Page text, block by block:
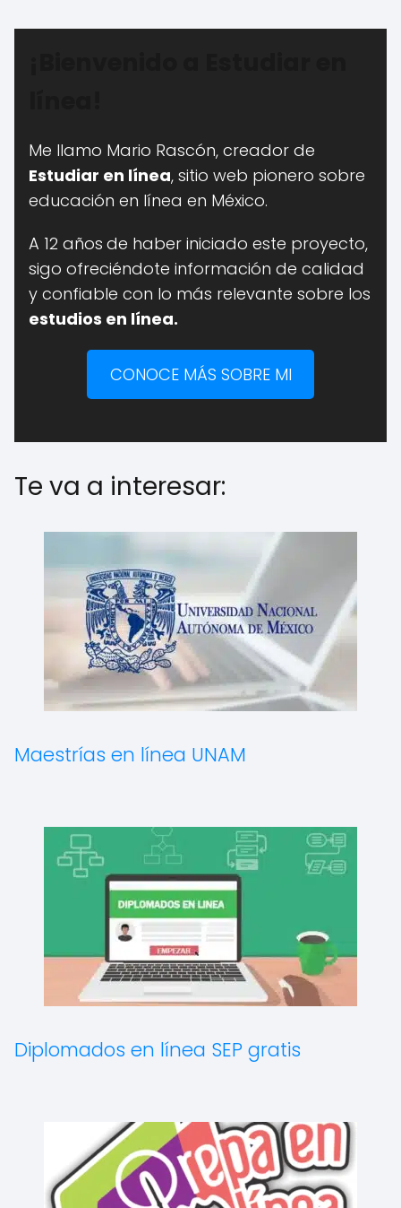
Me llamo Mario Rascón, creador de
Estudiar en línea, sitio web pionero sobre
educación en línea en México.
A 12 años de haber iniciado este proyecto,
sigo ofreciéndote información de calidad
y confiable con lo más relevante sobre los
estudios en línea.
CONOCE MÁS SOBRE MI
Te va a interesar:
Maestrías en línea UNAM
Diplomados en línea SEP gratis